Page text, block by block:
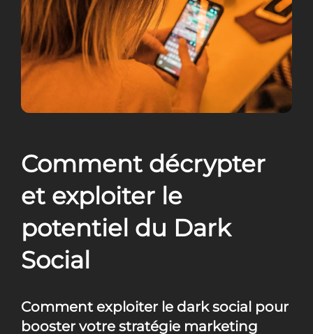
Comment décrypter
et exploiter le
potentiel du Dark
Social
Comment exploiter le dark social pour
booster votre stratégie marketing